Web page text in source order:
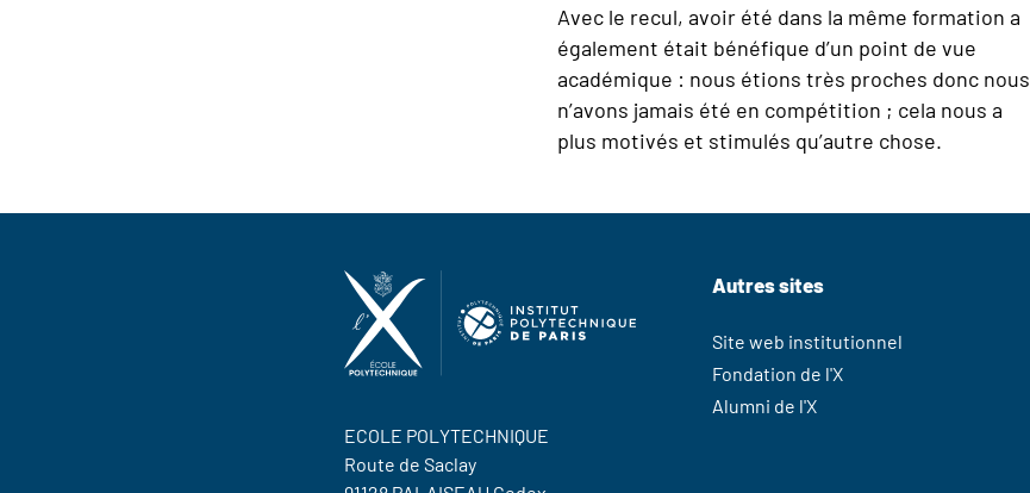
Avec le recul, avoir été dans la même formation a
également était bénéfique d’un point de vue
académique : nous étions très proches donc nous
n’avons jamais été en compétition ; cela nous a
plus motivés et stimulés qu’autre chose.
ECOLE POLYTECHNIQUE
Route de Saclay
Autres sites
Site web institutionnel
Fondation de l'X
Alumni de l'X